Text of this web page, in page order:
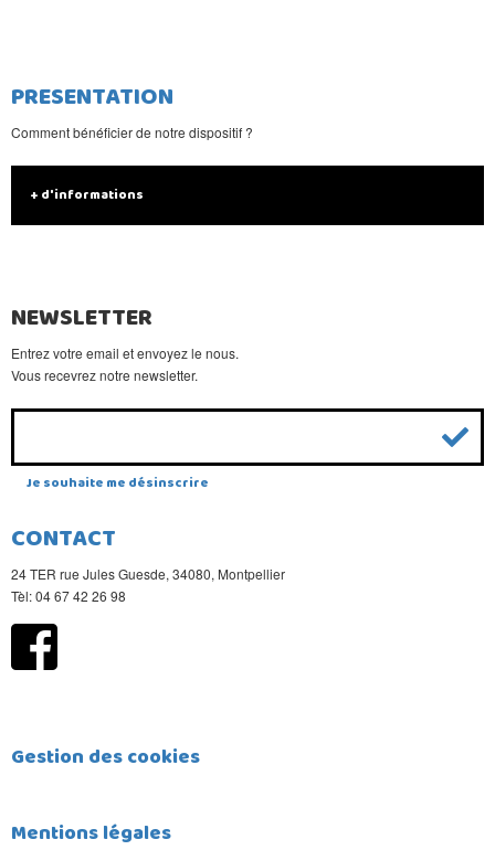
PRESENTATION
Comment bénéficier de notre dispositif ?
+ d'informations
NEWSLETTER
Entrez votre email et envoyez le nous.
Vous recevrez notre newsletter.
Je souhaite me désinscrire
CONTACT
24 TER rue Jules Guesde, 34080, Montpellier
Tèl: 04 67 42 26 98
Gestion des cookies
Mentions légales